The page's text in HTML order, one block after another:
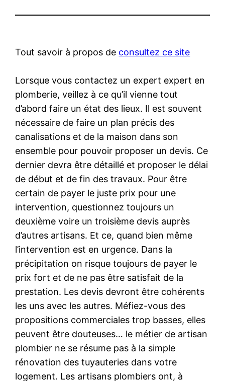
Tout savoir à propos de consultez ce site
Lorsque vous contactez un expert expert en
plomberie, veillez à ce qu’il vienne tout
d’abord faire un état des lieux. Il est souvent
nécessaire de faire un plan précis des
canalisations et de la maison dans son
ensemble pour pouvoir proposer un devis. Ce
dernier devra être détaillé et proposer le délai
de début et de fin des travaux. Pour être
certain de payer le juste prix pour une
intervention, questionnez toujours un
deuxième voire un troisième devis auprès
d’autres artisans. Et ce, quand bien même
l’intervention est en urgence. Dans la
précipitation on risque toujours de payer le
prix fort et de ne pas être satisfait de la
prestation. Les devis devront être cohérents
les uns avec les autres. Méfiez-vous des
propositions commerciales trop basses, elles
peuvent être douteuses… le métier de artisan
plombier ne se résume pas à la simple
rénovation des tuyauteries dans votre
logement. Les artisans plombiers ont, à